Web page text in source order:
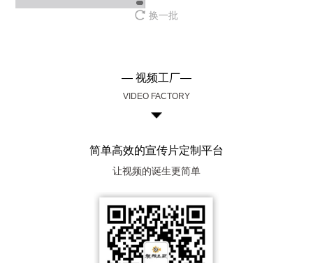
换一批
— 视频工厂—
VIDEO FACTORY
简单高效的宣传片定制平台
让视频的诞生更简单